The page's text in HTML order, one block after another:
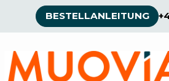
BESTELLANLEITUNG